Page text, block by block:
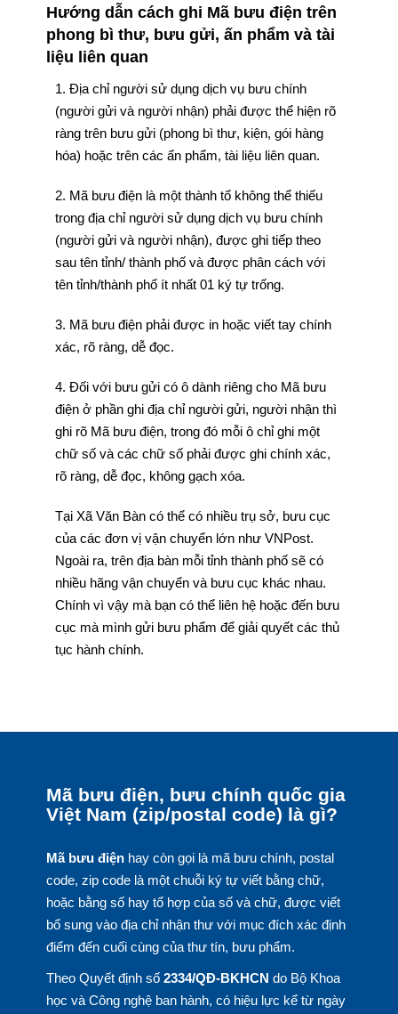
Hướng dẫn cách ghi Mã bưu điện trên
phong bì thư, bưu gửi, ấn phẩm và tài
liệu liên quan
1. Địa chỉ người sử dụng dịch vụ bưu chính
(người gửi và người nhận) phải được thể hiện rõ
ràng trên bưu gửi (phong bì thư, kiện, gói hàng
hóa) hoặc trên các ấn phẩm, tài liệu liên quan.
2. Mã bưu điện là một thành tố không thể thiếu
trong địa chỉ người sử dụng dịch vụ bưu chính
(người gửi và người nhận), được ghi tiếp theo
sau tên tỉnh/ thành phố và được phân cách với
tên tỉnh/thành phố ít nhất 01 ký tự trống.
3. Mã bưu điện phải được in hoặc viết tay chính
xác, rõ ràng, dễ đọc.
4. Đối với bưu gửi có ô dành riêng cho Mã bưu
điện ở phần ghi địa chỉ người gửi, người nhận thì
ghi rõ Mã bưu điện, trong đó mỗi ô chỉ ghi một
chữ số và các chữ số phải được ghi chính xác,
rõ ràng, dễ đọc, không gạch xóa.
Tại Xã Văn Bàn có thể có nhiều trụ sở, bưu cục
của các đơn vị vận chuyển lớn như VNPost.
Ngoài ra, trên địa bàn mỗi tỉnh thành phố sẽ có
nhiều hãng vận chuyển và bưu cục khác nhau.
Chính vì vậy mà bạn có thể liên hệ hoặc đến bưu
cục mà mình gửi bưu phẩm để giải quyết các thủ
tục hành chính.
Mã bưu điện, bưu chính quốc gia
Việt Nam (zip/postal code) là gì?
Mã bưu điệnhay còn gọi là mã bưu chính, postal
code, zip code là một chuỗi ký tự viết bằng chữ,
hoặc bằng số hay tổ hợp của số và chữ, được viết
bổ sung vào địa chỉ nhận thư với mục đích xác định
điểm đến cuối cùng của thư tín, bưu phẩm.
Theo Quyết định số 2334/QĐ-BKHCN do Bộ Khoa
học và Công nghệ ban hành, có hiệu lực kể từ ngày